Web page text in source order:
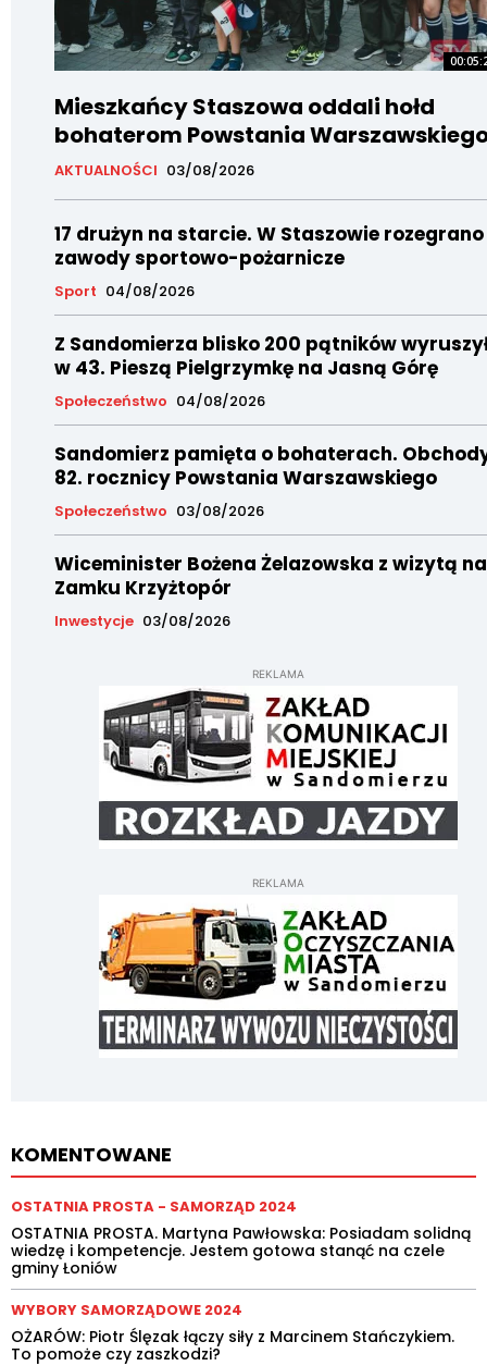
Mieszkańcy Staszowa oddali hołd
bohaterom Powstania
AKTUALNOŚCI 03/08/2026
17 drużyn na starcie. W Staszowie rozegrano
zawody sportowo-pożarnicze
Sport 04/08/2026
Z Sandomierza blisko 200 pątników
w 43. Pieszą Pielgrzymkę na Jasną Górę
Społeczeństwo 04/08/2026
Sandomierz pamięta o bohaterach.
82. rocznicy Powstania Warszawskiego
Społeczeństwo 03/08/2026
Wiceminister Bożena Żelazowska z wizytą na
Zamku Krzyżtopór
Inwestycje 03/08/2026
REKLAMA
REKLAMA
KOMENTOWANE
OSTATNIA PROSTA - SAMORZĄD 2024
OSTATNIA PROSTA. Martyna Pawłowska: Posiadam solidną
wiedzę i kompetencje. Jestem gotowa stanąć na czele
gminy Łoniów
WYBORY SAMORZĄDOWE 2024
OŻARÓW: Piotr Ślęzak łączy siły z Marcinem Stańczykiem.
To pomoże czy zaszkodzi?